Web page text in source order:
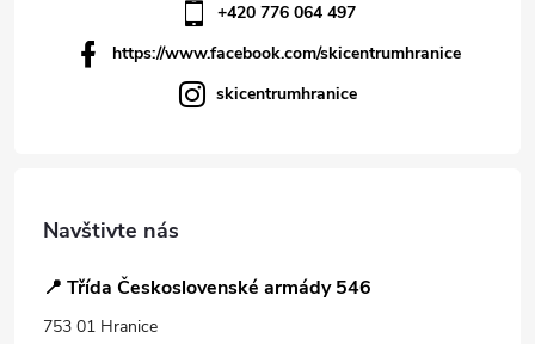
+420 776 064 497
https://www.facebook.com/skicentrumhranice
skicentrumhranice
Navštivte nás
📍 Třída Československé armády 546
753 01 Hranice